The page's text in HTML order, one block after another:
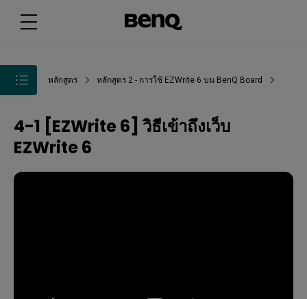
หลักสูตร หลักสูตร 2 - การใช้ EZWrite 6 บน BenQ Board
4-1 [EZWrite 6] วิธีเข้าถึงเว็บ
EZWrite 6